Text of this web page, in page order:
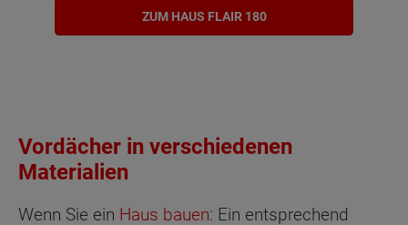
ZUM HAUS FLAIR 180
Vordächer in verschiedenen
Materialien
Wenn Sie ein Haus bauen: Ein entsprechend